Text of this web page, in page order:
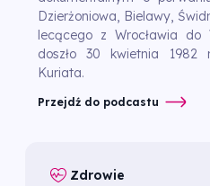
Dzierżoniowa, Bielawy,
lecącego z Wrocławia do
doszło 30 kwietnia 1982
Kuriata.
Przejdź do podcastu
Zdrowie